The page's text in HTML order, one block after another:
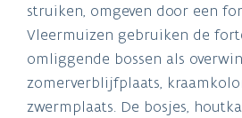
struiken, omgeven door een
Vleermuizen gebruiken de
omliggende bossen als
zomerverblijfplaats,
zwermplaats. De bosjes,